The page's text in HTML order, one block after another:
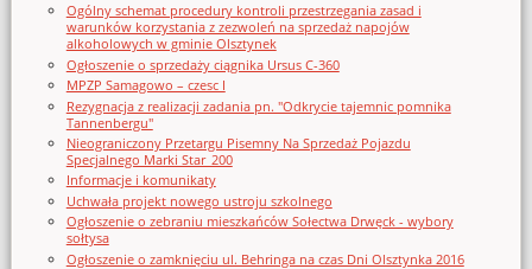
Ogólny schemat procedury kontroli przestrzegania zasad i
warunków korzystania z zezwoleń na sprzedaż napojów
alkoholowych w gminie Olsztynek
Ogłoszenie o sprzedaży ciągnika Ursus C-360
MPZP Samagowo – czesc I
Rezygnacja z realizacji zadania pn. "Odkrycie tajemnic pomnika
Tannenbergu"
Nieograniczony Przetargu Pisemny Na Sprzedaż Pojazdu
Specjalnego Marki Star_200
Informacje i komunikaty
Uchwała projekt nowego ustroju szkolnego
Ogłoszenie o zebraniu mieszkańców Sołectwa Drwęck - wybory
sołtysa
Ogłoszenie o zamknięciu ul. Behringa na czas Dni Olsztynka 2016